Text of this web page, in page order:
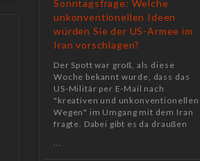
Sonntagsfrage: Welche
unkonventionellen Ideen
würden Sie der US-Armee im
Iran vorschlagen?
Der Spott war groß, als diese
Woche bekannt wurde, dass das
US-Militär per E-Mail nach
"kreativen und unkonventionellen
Wegen" im Umgang mit dem Iran
fragte. Dabei gibt es da draußen
...